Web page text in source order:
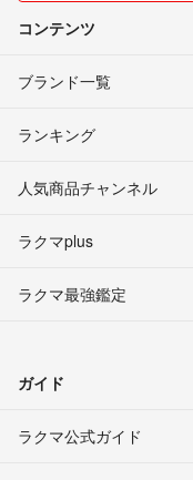
コンテンツ
ブランド一覧
ランキング
人気商品チャンネル
ラクマplus
ラクマ最強鑑定
ガイド
ラクマ公式ガイド